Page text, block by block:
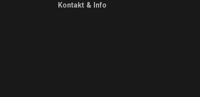
Kontakt & Info